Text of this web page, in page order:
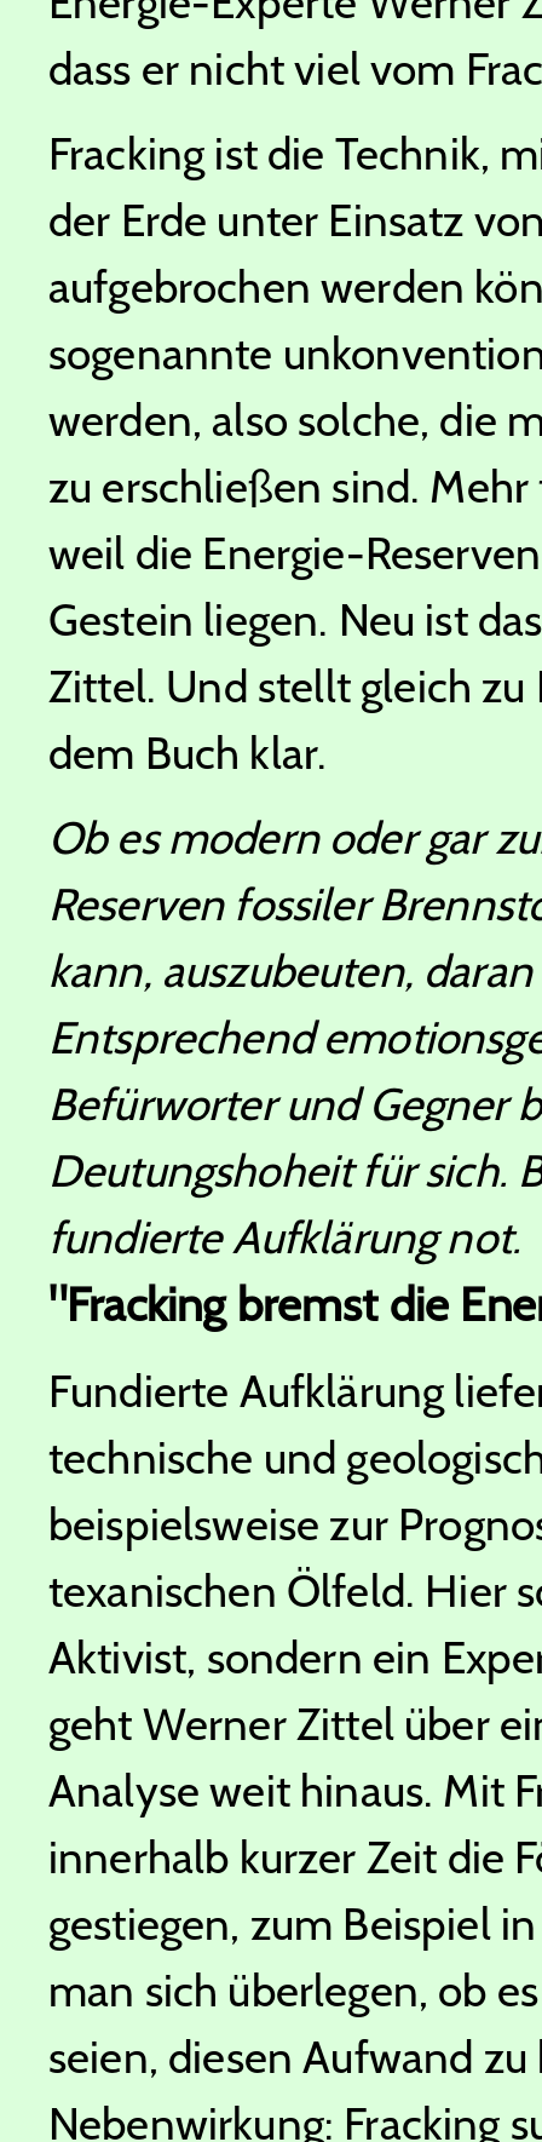
dass er nicht viel vom
Fracking ist die Technik,
der Erde unter Einsatz
aufgebrochen werden
sogenannte
werden, also solche, die
zu erschließen sind.
weil die Energie-
Gestein liegen. Neu ist
Zittel. Und stellt gleich
dem Buch klar.
Ob es modern oder gar
Reserven fossiler
kann, auszubeuten,
Entsprechend
Befürworter und Gegner
Deutungshoheit für sich.
fundierte Aufklärung not.
"Fracking bremst die
Fundierte Aufklärung
technische und
beispielsweise zur
texanischen Ölfeld. Hier
Aktivist, sondern ein
geht Werner Zittel über
Analyse weit hinaus. Mit
innerhalb kurzer Zeit die
gestiegen, zum Beispiel
man sich überlegen, ob
seien, diesen Aufwand
Nebenwirkung: Fracking